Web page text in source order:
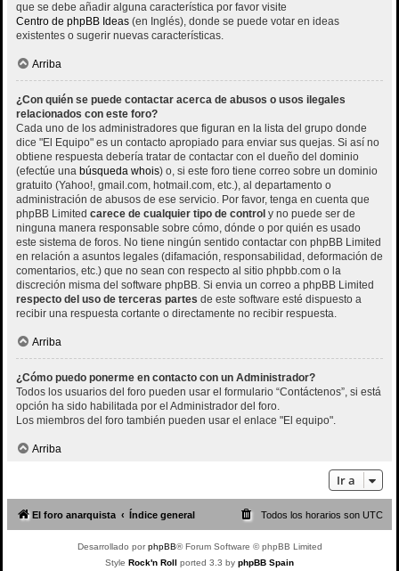
que se debe añadir alguna característica por favor visite
Centro de phpBB Ideas (en Inglés), donde se puede votar en ideas
existentes o sugerir nuevas características.
Arriba
¿Con quién se puede contactar acerca de abusos o usos ilegales
relacionados con este foro?
Cada uno de los administradores que figuran en la lista del grupo donde
dice "El Equipo" es un contacto apropiado para enviar sus quejas. Si así no
obtiene respuesta debería tratar de contactar con el dueño del dominio
(efectúe una búsqueda whois) o, si este foro tiene correo sobre un dominio
gratuito (Yahoo!, gmail.com, hotmail.com, etc.), al departamento o
administración de abusos de ese servicio. Por favor, tenga en cuenta que
phpBB Limited carece de cualquier tipo de control y no puede ser de
ninguna manera responsable sobre cómo, dónde o por quién es usado
este sistema de foros. No tiene ningún sentido contactar con phpBB Limited
en relación a asuntos legales (difamación, responsabilidad, deformación de
comentarios, etc.) que no sean con respecto al sitio phpbb.com o la
discreción misma del software phpBB. Si envia un correo a phpBB Limited
respecto del uso de terceras partes de este software esté dispuesto a
recibir una respuesta cortante o directamente no recibir respuesta.
Arriba
¿Cómo puedo ponerme en contacto con un Administrador?
Todos los usuarios del foro pueden usar el formulario “Contáctenos”, si está
opción ha sido habilitada por el Administrador del foro.
Los miembros del foro también pueden usar el enlace "El equipo".
Arriba
Ir a
El foro anarquista Índice general Todos los horarios son UTC
Desarrollado porphpBB® Forum Software © phpBB Limited
Style Rock'n Roll ported 3.3 by phpBB Spain